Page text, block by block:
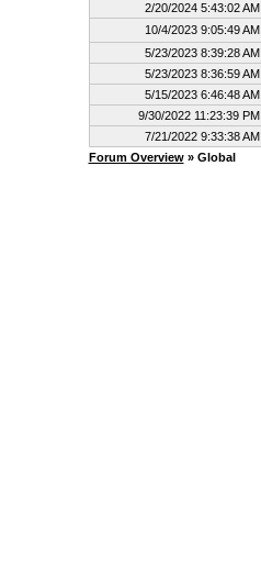
2/20/2024 5:43:02 AM
10/4/2023 9:05:49 AM
5/23/2023 8:39:28 AM
5/23/2023 8:36:59 AM
5/15/2023 6:46:48 AM
9/30/2022 11:23:39 PM
7/21/2022 9:33:38 AM
Forum Overview» Global